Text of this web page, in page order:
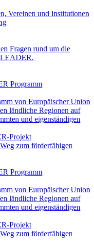
Vereinen und Institutionen
Fragen rund um die
Programm
von Europäischer Union
ländliche Regionen auf
und eigenständigen
Projekt
zum förderfähigen
Programm
von Europäischer Union
ländliche Regionen auf
und eigenständigen
Projekt
zum förderfähigen